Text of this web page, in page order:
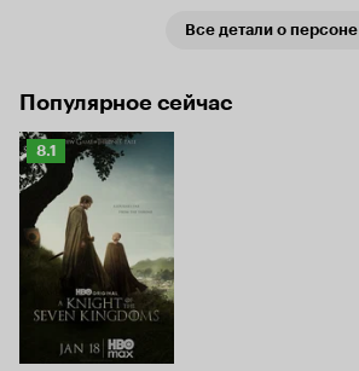
Все детали о персоне
Популярное сейчас
Рейтинг
Кинопоиска
8.1
8.1